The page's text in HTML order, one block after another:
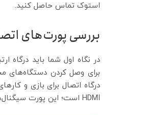
استوک تماس حاصل کنید.
بررسی پورت‌های
در نگاه اول شما باید درگاه
برای وصل کردن دستگاه‌های
درگاه اتصال برای بازی و
HDMI است؛ این پورت سیگنال‌های صوتی را نیز منتقل می‌کند.